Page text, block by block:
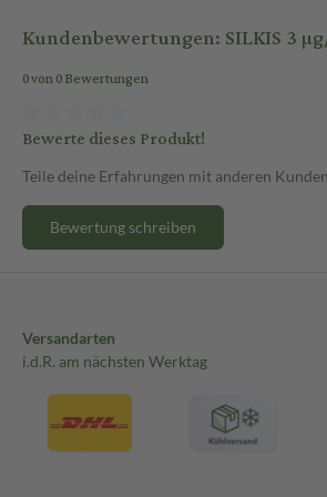
Kundenbewertungen: SILKIS 3
0 von 0 Bewertungen
Bewerte dieses Produkt!
Teile deine Erfahrungen mit anderen
Bewertung schreiben
Versandarten
i.d.R. am nächsten Werktag